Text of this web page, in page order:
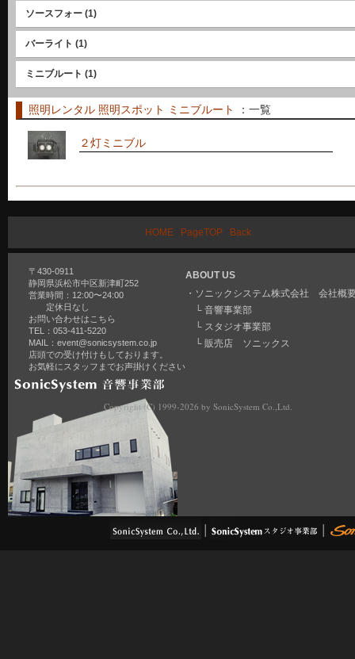
ソースフォー (1)
バーライト (1)
ミニブルート (1)
照明レンタル 照明スポット ミニブルート ：一覧
２灯ミニブル
HOME PageTOP Back
〒430-0911
静岡県浜松市中区新津町252
営業時間：12:00〜24:00
定休日なし
お問い合わせはこちら
TEL：053-411-5220
MAIL： event@sonicsystem.co.jp
店頭での受け付けもしております。
お気軽にスタッフまでお声掛けください
ABOUT US
・ ソニックシステム株式会社 会社概
└ 音響事業部
└ スタジオ事業部
└ 販売店 ソニックス
Copyright (C) 1999-2026 by SonicSystem Co.,Ltd.